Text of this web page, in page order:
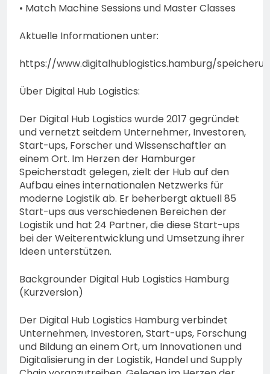
• Match Machine Sessions und Master Classes
Aktuelle Informationen unter:
https://www.digitalhublogistics.hamburg/
Über Digital Hub Logistics:
Der Digital Hub Logistics wurde 2017 gegründet
und vernetzt seitdem Unternehmer, Investoren,
Start-ups, Forscher und Wissenschaftler an
einem Ort. Im Herzen der Hamburger
Speicherstadt gelegen, zielt der Hub auf den
Aufbau eines internationalen Netzwerks für
moderne Logistik ab. Er beherbergt aktuell 85
Start-ups aus verschiedenen Bereichen der
Logistik und hat 24 Partner, die diese Start-ups
bei der Weiterentwicklung und Umsetzung ihrer
Ideen unterstützen.
Backgrounder Digital Hub Logistics Hamburg
(Kurzversion)
Der Digital Hub Logistics Hamburg verbindet
Unternehmen, Investoren, Start-ups, Forschung
und Bildung an einem Ort, um Innovationen und
Digitalisierung in der Logistik, Handel und Supply